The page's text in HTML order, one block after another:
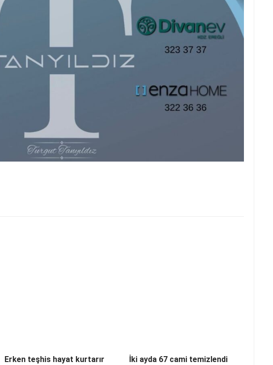
Erken teşhis hayat kurtarır İki ayda 67 cami temizlendi